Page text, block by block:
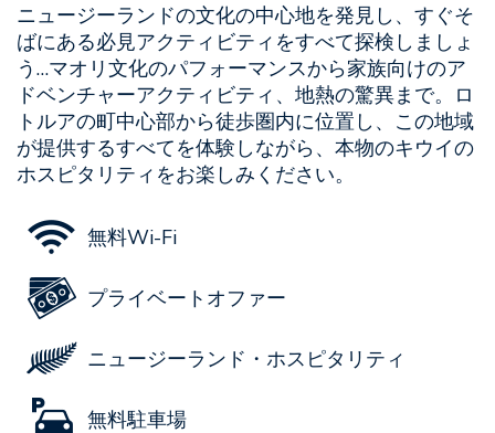
ニュージーランドの文化の中心地を発見し、すぐそ
ばにある必見アクティビティをすべて探検しましょ
う…マオリ文化のパフォーマンスから家族向けのア
ドベンチャーアクティビティ、地熱の驚異まで。ロ
トルアの町中心部から徒歩圏内に位置し、この地域
が提供するすべてを体験しながら、本物のキウイの
ホスピタリティをお楽しみください。
無料Wi-Fi
プライベートオファー
ニュージーランド・ホスピタリティ
無料駐車場